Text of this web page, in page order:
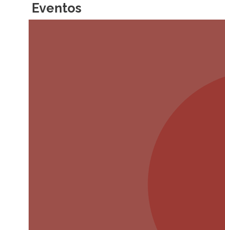
Eventos